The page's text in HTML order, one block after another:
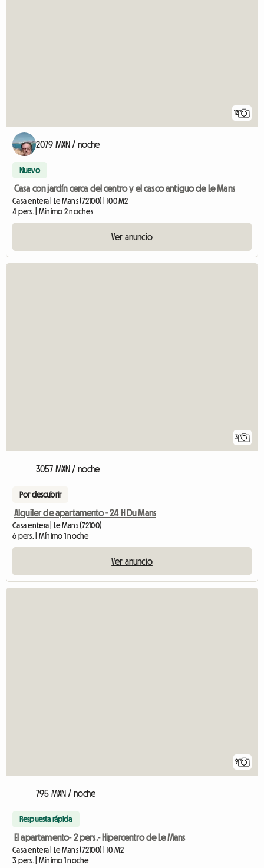
12
2079 MXN / noche
Nuevo
Casa con jardín cerca del centro y el casco antiguo de Le Mans
Casa entera | Le Mans (72100) | 100 M2
4 pers. | Mínimo 2 noches
Ver anuncio
3
3057 MXN / noche
Por descubrir
Alquiler de apartamento - 24 H Du Mans
Casa entera | Le Mans (72100)
6 pers. | Mínimo 1 noche
Ver anuncio
9
795 MXN / noche
Respuesta rápida
El apartamento- 2 pers.- Hipercentro de Le Mans
Casa entera | Le Mans (72100) | 10 M2
3 pers. | Mínimo 1 noche